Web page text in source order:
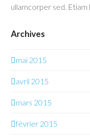
ullamcorper sed.
Archives
mai 2015
avril 2015
mars 2015
février 2015